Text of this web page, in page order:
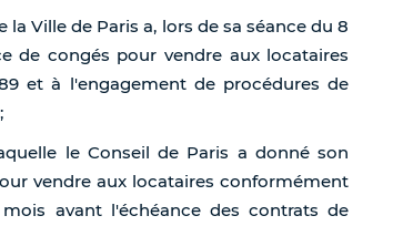
Ville de Paris a, lors de sa séance du 8
de congés pour vendre aux locataires
et à l'engagement de procédures de
le Conseil de Paris a donné son
vendre aux locataires conformément
avant l'échéance des contrats de